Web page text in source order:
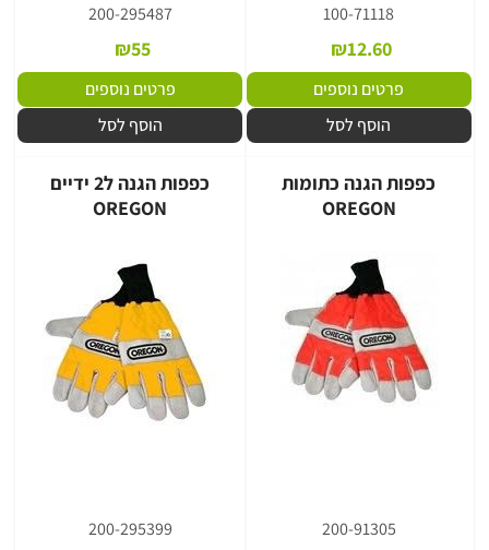
100-71118
₪12.60
פרטים נוספים
הוסף לסל
200-295487
₪55
פרטים נוספים
הוסף לסל
כפפות הגנה כתומות
OREGON
200-91305
כפפות הגנה ל2 ידיים
OREGON
200-295399